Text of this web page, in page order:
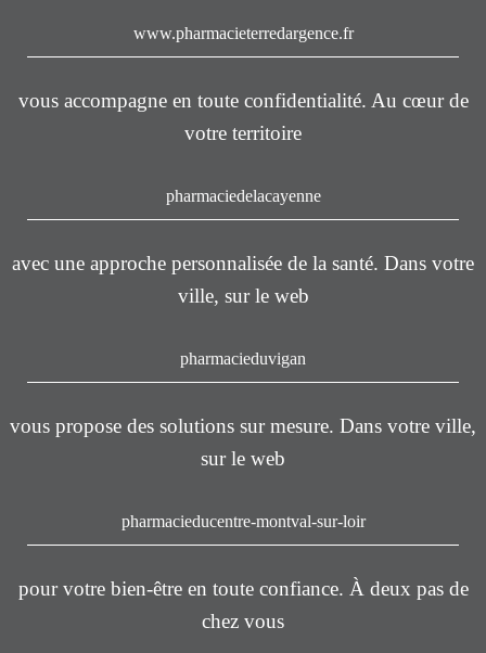
www.pharmacieterredargence.fr
vous accompagne en toute confidentialité. Au cœur de
votre territoire
pharmaciedelacayenne
avec une approche personnalisée de la santé. Dans votre
ville, sur le web
pharmacieduvigan
vous propose des solutions sur mesure. Dans votre ville,
sur le web
pharmacieducentre-montval-sur-loir
pour votre bien-être en toute confiance. À deux pas de
chez vous